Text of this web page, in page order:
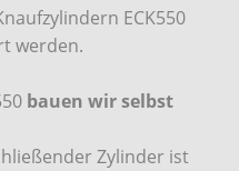
ECK550
werden.
bauen wir selbst
Zylinder ist